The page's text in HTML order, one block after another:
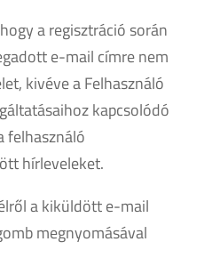
a regisztráció során
e-mail címre nem
kivéve a Felhasználó
kapcsolódó
felhasználó
hírleveleket.
a kiküldött e-mail
megnyomásával